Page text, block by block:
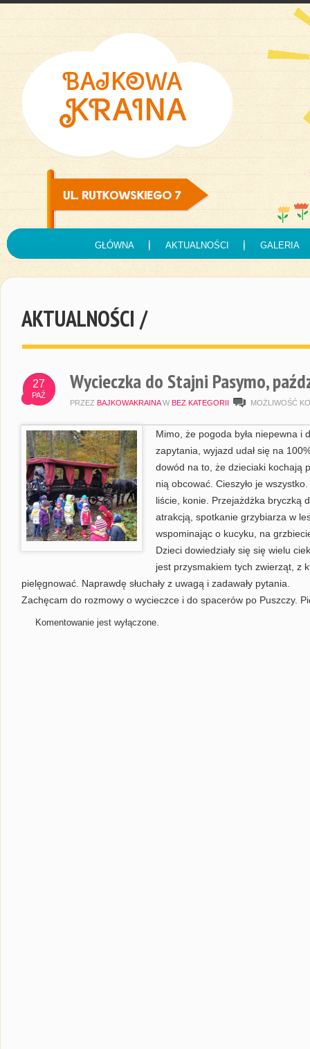
GŁÓWNA AKTUALNOŚCI GALERIA
AKTUALNOŚCI /
27
PAŹ
Wycieczka do Stajni Pasymo,
PRZEZ BAJKOWAKRAINA W BEZ KATEGORII MOŻLIWOŚĆ
Mimo, że pogoda była niepewna i
zapytania, wyjazd udał się na
dowód na to, że dzieciaki kochają
nią obcować. Cieszyło je
liście, konie. Przejażdżka bryczką
atrakcją, spotkanie grzybiarza w
wspominając o kucyku, na
Dzieci dowiedziały się się wielu
jest przysmakiem tych zwierząt, z
pielęgnować. Naprawdę słuchały z uwagą i zadawały pytania.
Zachęcam do rozmowy o wycieczce i do spacerów po Puszczy.
Komentowanie jest wyłączone.